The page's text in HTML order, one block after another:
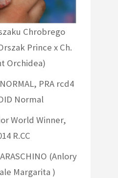
Chrobrego
Prince x Ch.
Orchidea)
PRA rcd4
Normal
World Winner,
R.CC
(Anlory
Margarita )